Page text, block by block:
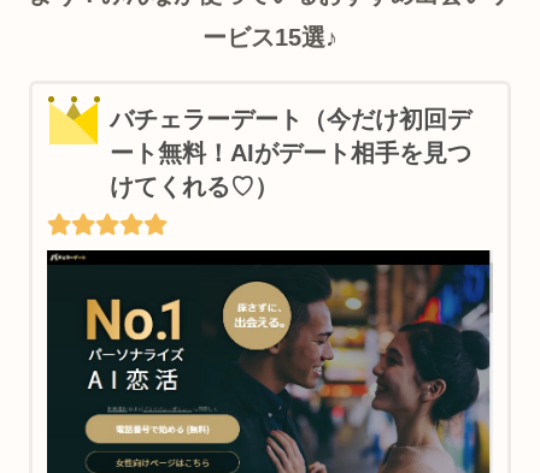
ービス15選♪
バチェラーデート（今だけ初回デ
ート無料！AIがデート相手を見つ
けてくれる♡）